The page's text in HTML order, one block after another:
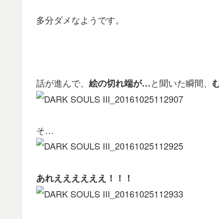
多分ダメなようです。
話が進んで、 絵の切れ端が…と聞いた瞬間、
そ…
あれええええええ！！！